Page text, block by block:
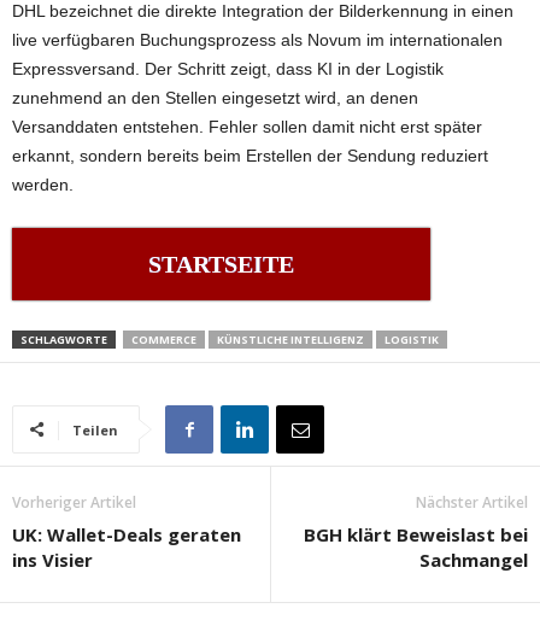
DHL bezeichnet die direkte Integration der Bilderkennung in einen
live verfügbaren Buchungsprozess als Novum im internationalen
Expressversand. Der Schritt zeigt, dass KI in der Logistik
zunehmend an den Stellen eingesetzt wird, an denen
Versanddaten entstehen. Fehler sollen damit nicht erst später
erkannt, sondern bereits beim Erstellen der Sendung reduziert
werden.
STARTSEITE
SCHLAGWORTE COMMERCE KÜNSTLICHE INTELLIGENZ LOGISTIK
Teilen
Vorheriger Artikel
UK: Wallet-Deals geraten
ins Visier
Nächster Artikel
BGH klärt Beweislast bei
Sachmangel